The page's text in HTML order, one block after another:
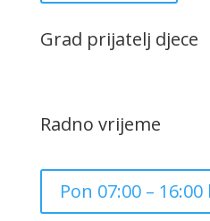
Grad prijatelj djece
Radno vrijeme
Pon 07:00 – 16:00